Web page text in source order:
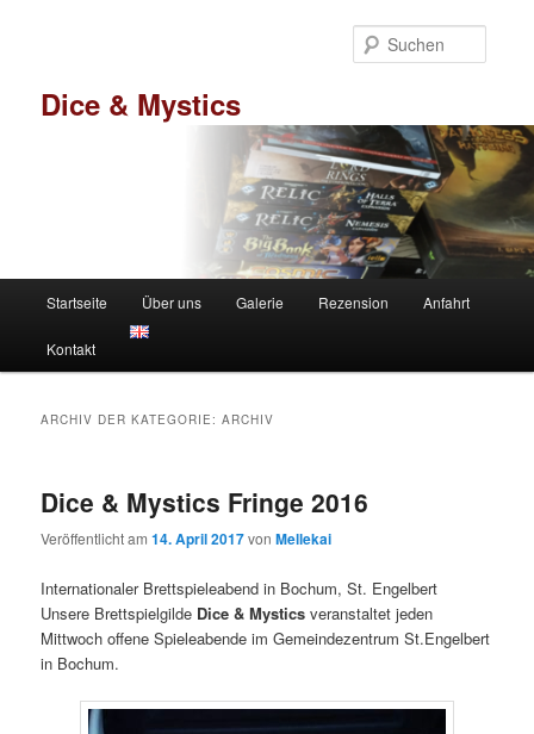
Dice & Mystics
Startseite Über uns Galerie Rezension Anfahrt
Kontakt
ARCHIV DER KATEGORIE:ARCHIV
Dice & Mystics Fringe 2016
Veröffentlicht am14. April 2017vonMellekai
Internationaler Brettspieleabend in Bochum, St. Engelbert
Unsere Brettspielgilde Dice & Mystics veranstaltet jeden
Mittwoch offene Spieleabende im Gemeindezentrum St.Engelbert
in Bochum.